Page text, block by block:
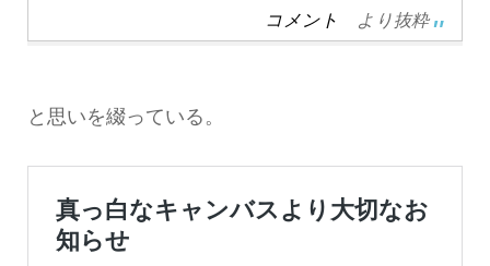
コメント より抜粋
と思いを綴っている。